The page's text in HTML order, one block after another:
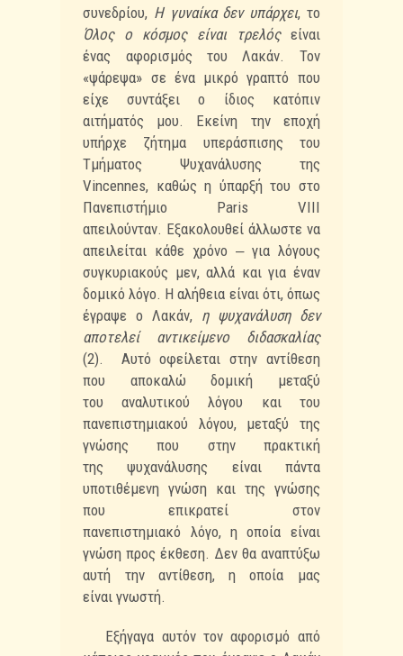
συνεδρίου, Η γυναίκα δεν υπάρχει, το
Όλος ο κόσμος είναι τρελόςείναι
ένας αφορισμός του Λακάν. Τον
«ψάρεψα» σε ένα μικρό γραπτό που
είχε συντάξει ο ίδιος κατόπιν
αιτήματός μου. Εκείνη την εποχή
υπήρχε ζήτημα υπεράσπισης του
Τμήματος Ψυχανάλυσης της
Vincennes, καθώς η ύπαρξή του στο
Πανεπιστήμιο Paris VIII
απειλούνταν. Εξακολουθεί άλλωστε να
απειλείται κάθε χρόνο ‒ για λόγους
συγκυριακούς μεν, αλλά και για έναν
δομικό λόγο. Η αλήθεια είναι ότι, όπως
έγραψε ο Λακάν, η ψυχανάλυση δεν
αποτελεί αντικείμενο διδασκαλίας
(2). Αυτό οφείλεται στην αντίθεση
που αποκαλώ δομική μεταξύ
τουαναλυτικού λόγου και του
πανεπιστημιακού λόγου, μεταξύ της
γνώσης που στην πρακτική
τηςψυχανάλυσης είναι πάντα
υποτιθέμενη γνώση και της γνώσης
που επικρατεί στον
πανεπιστημιακό λόγο, η οποία είναι
γνώση προς έκθεση. Δεν θα αναπτύξω
αυτή την αντίθεση, η οποία μας
είναιγνωστή.
Εξήγαγα αυτόν τον αφορισμό από